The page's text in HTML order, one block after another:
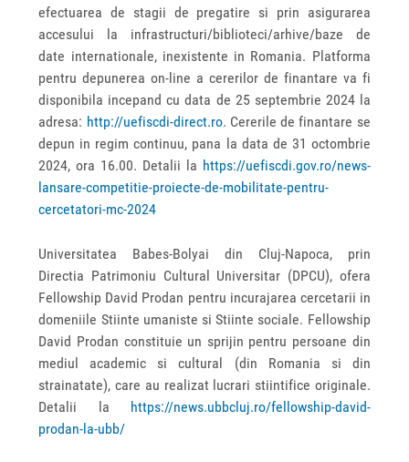
efectuarea de stagii de pregatire si prin asigurarea
accesului la infrastructuri/biblioteci/arhive/baze de
date internationale, inexistente in Romania. Platforma
pentru depunerea on-line a cererilor de finantare va fi
disponibila incepand cu data de 25 septembrie 2024 la
adresa: http://uefiscdi-direct.ro. Cererile de finantare se
depun in regim continuu, pana la data de 31 octombrie
2024, ora 16.00. Detalii la https://uefiscdi.gov.ro/news-
lansare-competitie-proiecte-de-mobilitate-pentru-
cercetatori-mc-2024
Universitatea Babes-Bolyai din Cluj-Napoca, prin
Directia Patrimoniu Cultural Universitar (DPCU), ofera
Fellowship David Prodan pentru incurajarea cercetarii in
domeniile Stiinte umaniste si Stiinte sociale. Fellowship
David Prodan constituie un sprijin pentru persoane din
mediul academic si cultural (din Romania si din
strainatate), care au realizat lucrari stiintifice originale.
Detalii la https://news.ubbcluj.ro/fellowship-david-
prodan-la-ubb/